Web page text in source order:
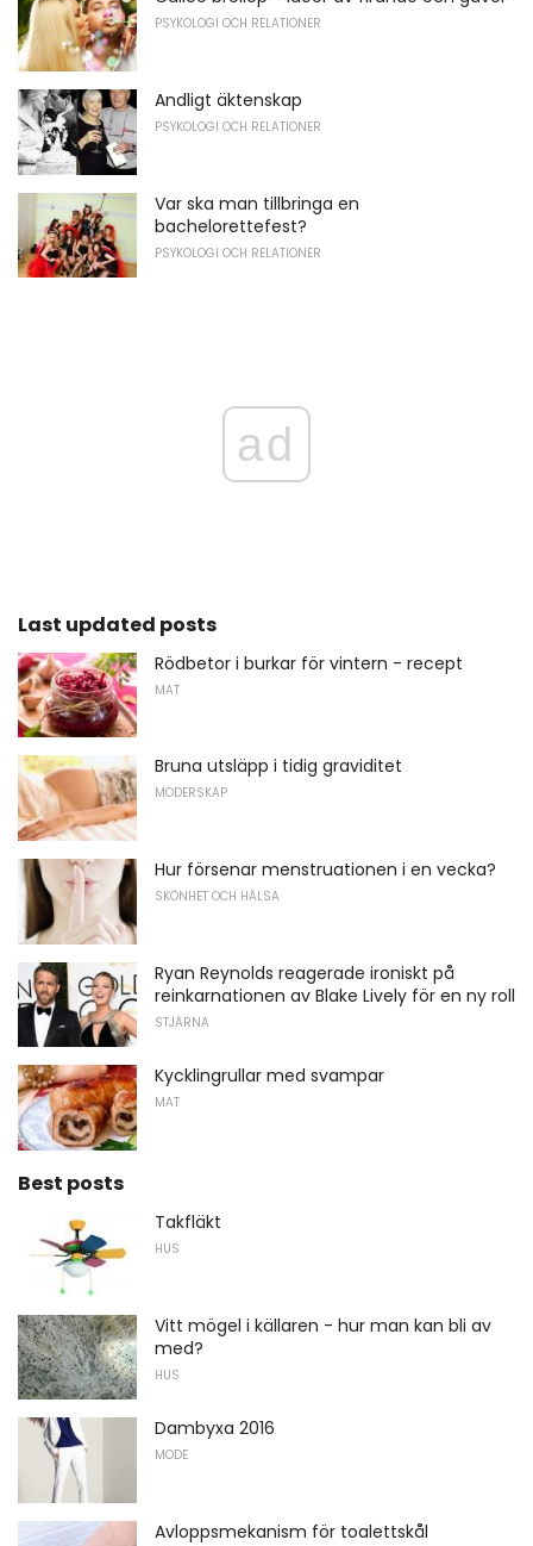
PSYKOLOGI OCH RELATIONER
Andligt äktenskap
PSYKOLOGI OCH RELATIONER
Var ska man tillbringa en
bachelorettefest?
PSYKOLOGI OCH RELATIONER
ad
Last updated posts
Rödbetor i burkar för vintern - recept
MAT
Bruna utsläpp i tidig graviditet
MODERSKAP
Hur försenar menstruationen i en vecka?
SKÖNHET OCH HÄLSA
Ryan Reynolds reagerade ironiskt på
reinkarnationen av Blake Lively för en ny roll
STJÄRNA
Kycklingrullar med svampar
MAT
Best posts
Takfläkt
HUS
Vitt mögel i källaren - hur man kan bli av
med?
HUS
Dambyxa 2016
MODE
Avloppsmekanism för toalettskål